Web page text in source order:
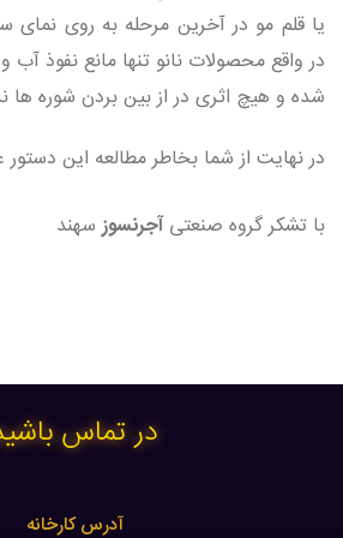
یا قلم مو در آخرین مرحله به روی نمای
در واقع محصولات نانو تنها مانع نفوذ آب
شده و هیچ اثری در از بین بردن شوره ها
در نهایت از شما بخاطر مطالعه این
با تشکر گروه صنعتی آجرنسوزسهند
در تماس
آدرس کارخانه